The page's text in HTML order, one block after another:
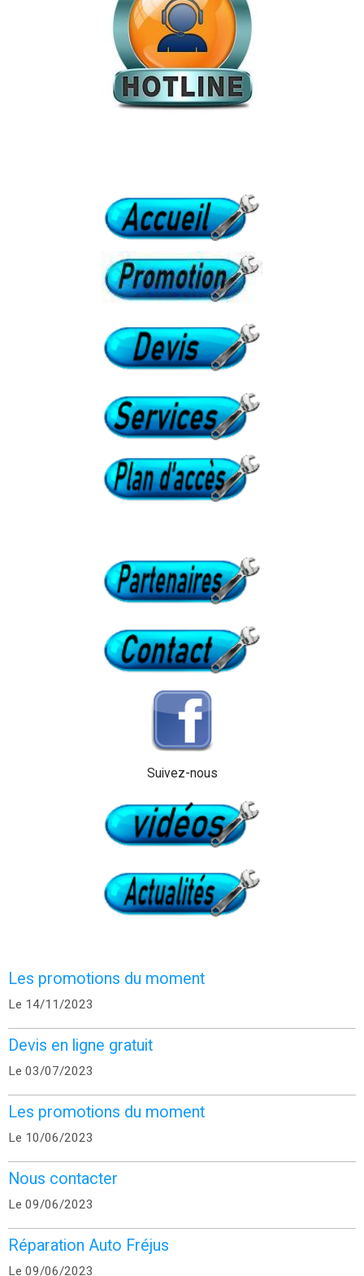
Suivez-nous
Les promotions du moment
Le 14/11/2023
Devis en ligne gratuit
Le 03/07/2023
Les promotions du moment
Le 10/06/2023
Nous contacter
Le 09/06/2023
Réparation Auto Fréjus
Le 09/06/2023